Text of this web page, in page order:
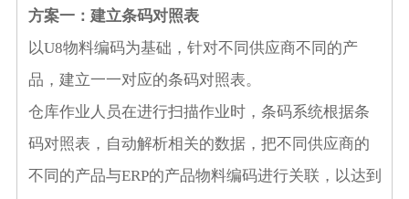
方案一：建立条码对照表
以U8物料编码为基础，针对不同供应商不同的产
品，建立一一对应的条码对照表。
仓库作业人员在进行扫描作业时，条码系统根据条
码对照表，自动解析相关的数据，把不同供应商的
不同的产品与ERP的产品物料编码进行关联，以达到